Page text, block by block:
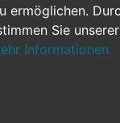
ermöglichen.
Sie
Informationen
Materialwirtschaft
duale